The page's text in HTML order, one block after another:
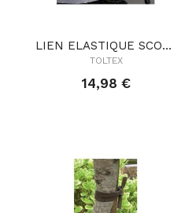
LIEN ELASTIQUE SCOUBITOL 2,5MM 205ML
TOLTEX
14,98 €